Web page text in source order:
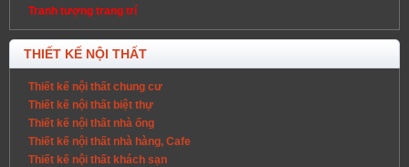
Tranh tượng trang trí
THIẾT KẾ NỘI THẤT
Thiết kế nội thất chung cư
Thiết kế nội thất biệt thự
Thiết kế nội thất nhà ống
Thiết kế nội thất nhà hàng, Cafe
Thiết kế nội thất khách sạn